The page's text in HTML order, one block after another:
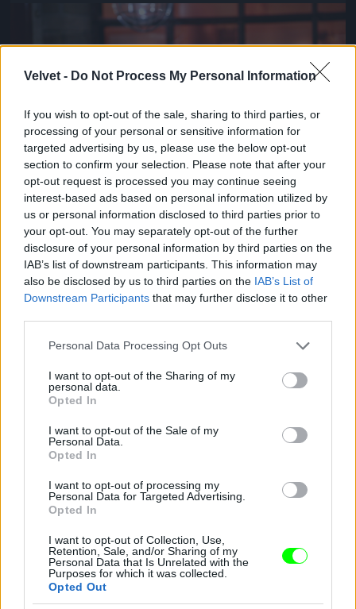
Velvet - Do Not Process My Personal Information
If you wish to opt-out of the sale, sharing to third parties, or
processing of your personal or sensitive information for
targeted advertising by us, please use the below opt-out
section to confirm your selection. Please note that after your
opt-out request is processed you may continue seeing
interest-based ads based on personal information utilized by
us or personal information disclosed to third parties prior to
your opt-out. You may separately opt-out of the further
disclosure of your personal information by third parties on the
IAB’s list of downstream participants. This information may
also be disclosed by us to third parties on the IAB’s List of
Downstream Participants that may further disclose it to other
Please note that this website/app uses one or more Google
not limited to your visit or usage behaviour. You may click to
grant or deny consent to Google and its third-party tags to
use your data for below specified purposes in below Google
consent section.
Personal Data Processing Opt Outs
I want to opt-out of the Sharing of my
personal data.
Opted In
I want to opt-out of the Sale of my
Personal Data.
Opted In
I want to opt-out of processing my
Personal Data for Targeted Advertising.
Opted In
I want to opt-out of Collection, Use,
Retention, Sale, and/or Sharing of my
Personal Data that Is Unrelated with the
Purposes for which it was collected.
Opted Out
Jön még kép!
Fotó: Szécsi István / Velvet #14
Jön még kép!